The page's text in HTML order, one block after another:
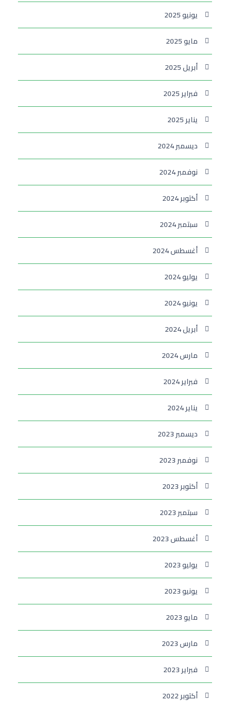
يونيو 2025
مايو 2025
أبريل 2025
فبراير 2025
يناير 2025
ديسمبر 2024
نوفمبر 2024
أكتوبر 2024
سبتمبر 2024
أغسطس 2024
يوليو 2024
يونيو 2024
أبريل 2024
مارس 2024
فبراير 2024
يناير 2024
ديسمبر 2023
نوفمبر 2023
أكتوبر 2023
سبتمبر 2023
أغسطس 2023
يوليو 2023
يونيو 2023
مايو 2023
مارس 2023
فبراير 2023
أكتوبر 2022